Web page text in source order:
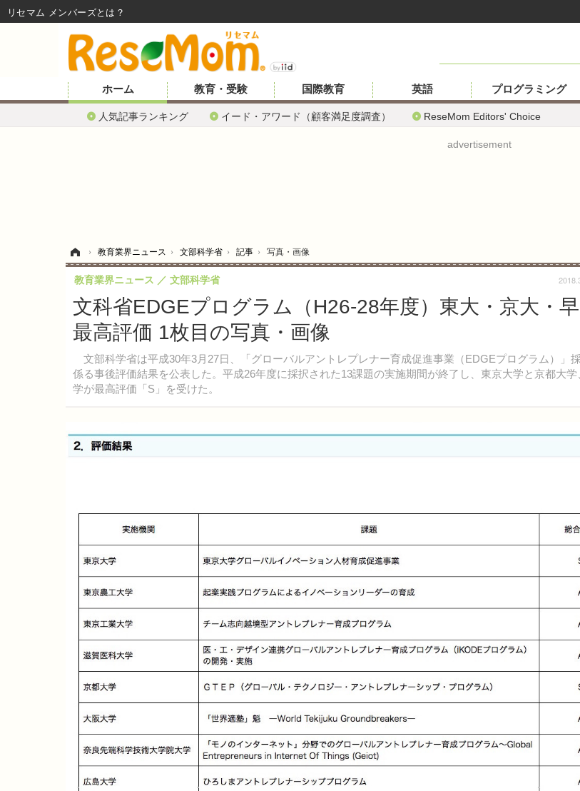
ホーム
人気記事ランキング イード・アワード（顧客満足度調査） ReseMom Editors' Choice
教育・受験 国際教育 英語 プログラミング
advertisement
› 教育業界ニュース › 文部科学省 › 記事 › 写真・画像
文科省EDGEプログラム（H26-28年度）東大・京大・
最高評価 1枚目の写真・画像
文部科学省は平成30年3月27日、「グローバルアントレプレナー育成促進事業（EDGEプログラム）」
係る事後評価結果を公表した。平成26年度に採択された13課題の実施期間が終了し、東京大学と京都大学
学が最高評価「S」を受けた。
教育業界ニュース 文部科学省
リセマム メンバーズ